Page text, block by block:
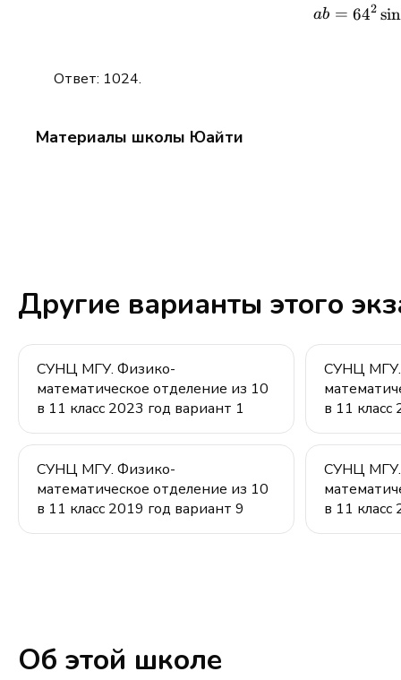
ab = 642 sin
Ответ: 1024.
Материалы школы Юайти
Другие варианты этого
СУНЦ МГУ. Физико-
математическое отделение из 10
в 11 класс 2023 год вариант 1
СУНЦ
в 11
СУНЦ МГУ. Физико-
математическое отделение из 10
в 11 класс 2019 год вариант 9
СУНЦ
в 11
Об этой школе